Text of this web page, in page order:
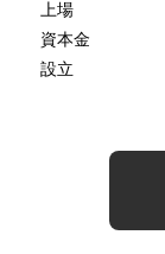
上場
資本金
設立